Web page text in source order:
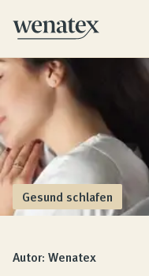
Wenatex
Individuelle
Produkte
Qualität und
Gesund schlafen
Autor: Wenatex